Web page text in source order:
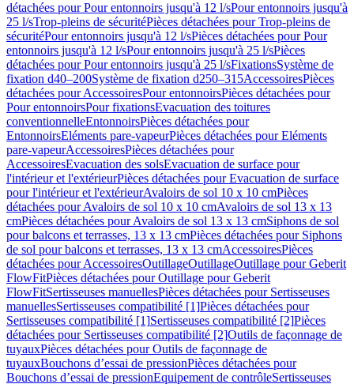
détachées pour Pour entonnoirs jusqu'à 12 l/sPour entonnoirs jusqu'à
25 l/sTrop-pleins de sécuritéPièces détachées pour Trop-pleins de
sécuritéPour entonnoirs jusqu'à 12 l/sPièces détachées pour Pour
entonnoirs jusqu'à 12 l/sPour entonnoirs jusqu'à 25 l/sPièces
détachées pour Pour entonnoirs jusqu'à 25 l/sFixationsSystème de
fixation d40–200Système de fixation d250–315AccessoiresPièces
détachées pour AccessoiresPour entonnoirsPièces détachées pour
Pour entonnoirsPour fixationsEvacuation des toitures
conventionnelleEntonnoirsPièces détachées pour
EntonnoirsEléments pare-vapeurPièces détachées pour Eléments
pare-vapeurAccessoiresPièces détachées pour
AccessoiresEvacuation des solsEvacuation de surface pour
l'intérieur et l'extérieurPièces détachées pour Evacuation de surface
pour l'intérieur et l'extérieurAvaloirs de sol 10 x 10 cmPièces
détachées pour Avaloirs de sol 10 x 10 cmAvaloirs de sol 13 x 13
cmPièces détachées pour Avaloirs de sol 13 x 13 cmSiphons de sol
pour balcons et terrasses, 13 x 13 cmPièces détachées pour Siphons
de sol pour balcons et terrasses, 13 x 13 cmAccessoiresPièces
détachées pour AccessoiresOutillageOutillageOutillage pour Geberit
FlowFitPièces détachées pour Outillage pour Geberit
FlowFitSertisseuses manuellesPièces détachées pour Sertisseuses
manuellesSertisseuses compatibilité [1]Pièces détachées pour
Sertisseuses compatibilité [1]Sertisseuses compatibilité [2]Pièces
détachées pour Sertisseuses compatibilité [2]Outils de façonnage de
tuyauxPièces détachées pour Outils de façonnage de
tuyauxBouchons d’essai de pressionPièces détachées pour
Bouchons d’essai de pressionEquipement de contrôleSertisseuses